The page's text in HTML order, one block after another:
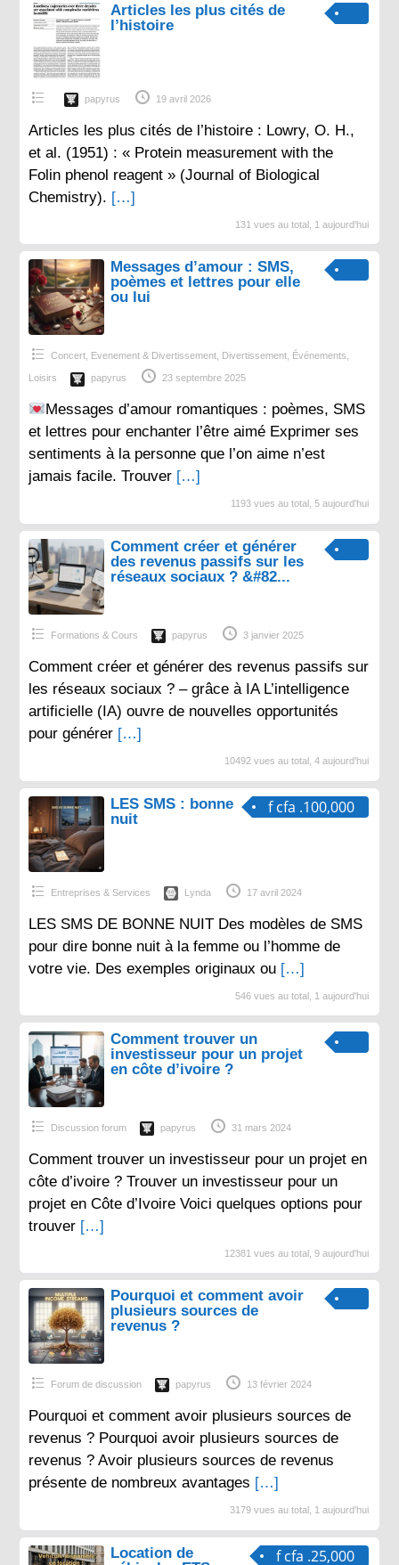
Articles les plus cités de
l’histoire
papyrus 19 avril 2026
Articles les plus cités de l’histoire : Lowry, O. H.,
et al. (1951) : « Protein measurement with the
Folin phenol reagent » (Journal of Biological
Chemistry). […]
131 vues au total, 1 aujourd'hui
Messages d’amour : SMS,
poèmes et lettres pour elle
ou lui
Concert, Evenement & Divertissement, Divertissement, Événements,
Loisirs papyrus 23 septembre 2025
Messages d’amour romantiques : poèmes, SMS
et lettres pour enchanter l’être aimé Exprimer ses
sentiments à la personne que l’on aime n’est
jamais facile. Trouver […]
1193 vues au total, 5 aujourd'hui
Comment créer et générer
des revenus passifs sur les
réseaux sociaux ? &#82...
Formations & Cours papyrus 3 janvier 2025
Comment créer et générer des revenus passifs sur
les réseaux sociaux ? – grâce à IA L’intelligence
artificielle (IA) ouvre de nouvelles opportunités
pour générer […]
10492 vues au total, 4 aujourd'hui
f cfa .100,000
LES SMS : bonne
nuit
Entreprises & Services Lynda 17 avril 2024
LES SMS DE BONNE NUIT Des modèles de SMS
pour dire bonne nuit à la femme ou l’homme de
votre vie. Des exemples originaux ou […]
546 vues au total, 1 aujourd'hui
Comment trouver un
investisseur pour un projet
en côte d’ivoire ?
Discussion forum papyrus 31 mars 2024
Comment trouver un investisseur pour un projet en
côte d’ivoire ? Trouver un investisseur pour un
projet en Côte d’Ivoire Voici quelques options pour
trouver […]
12381 vues au total, 9 aujourd'hui
Pourquoi et comment avoir
plusieurs sources de
revenus ?
Forum de discussion papyrus 13 février 2024
Pourquoi et comment avoir plusieurs sources de
revenus ? Pourquoi avoir plusieurs sources de
revenus ? Avoir plusieurs sources de revenus
présente de nombreux avantages […]
3179 vues au total, 1 aujourd'hui
f cfa .25,000
Location de